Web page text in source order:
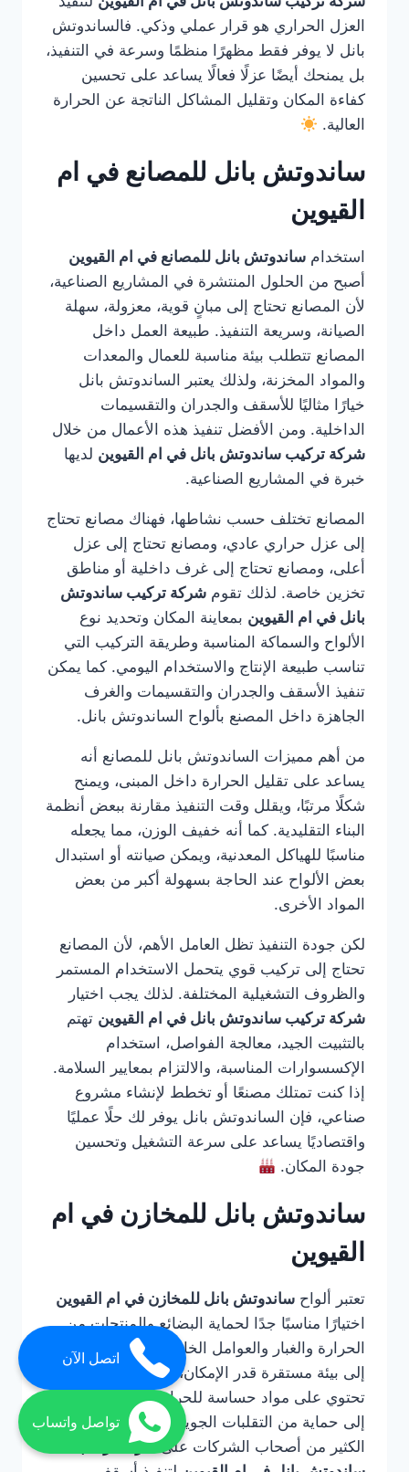
العزل الحراري هو قرار عملي وذكي. فالساندوتش
بانل لا يوفر فقط مظهرًا منظمًا وسرعة في التنفيذ،
بل يمنحك أيضًا عزلًا فعالًا يساعد على تحسين
كفاءة المكان وتقليل المشاكل الناتجة عن الحرارة
العالية.
ساندوتش بانل للمصانع في ام
القيوين
استخدام ساندوتش بانل للمصانع في ام القيوين
أصبح من الحلول المنتشرة في المشاريع الصناعية،
لأن المصانع تحتاج إلى مبانٍ قوية، معزولة، سهلة
الصيانة، وسريعة التنفيذ. طبيعة العمل داخل
المصانع تتطلب بيئة مناسبة للعمال والمعدات
والمواد المخزنة، ولذلك يعتبر الساندوتش بانل
خيارًا مثاليًا للأسقف والجدران والتقسيمات
الداخلية. ومن الأفضل تنفيذ هذه الأعمال من خلال
شركة تركيب ساندوتش بانل في ام القيوين لديها
خبرة في المشاريع الصناعية.
المصانع تختلف حسب نشاطها، فهناك مصانع تحتاج
إلى عزل حراري عادي، ومصانع تحتاج إلى عزل
أعلى، ومصانع تحتاج إلى غرف داخلية أو مناطق
تخزين خاصة. لذلك تقوم شركة تركيب ساندوتش
بانل في ام القيوين بمعاينة المكان وتحديد نوع
الألواح والسماكة المناسبة وطريقة التركيب التي
تناسب طبيعة الإنتاج والاستخدام اليومي. كما يمكن
تنفيذ الأسقف والجدران والتقسيمات والغرف
الجاهزة داخل المصنع بألواح الساندوتش بانل.
من أهم مميزات الساندوتش بانل للمصانع أنه
يساعد على تقليل الحرارة داخل المبنى، ويمنح
شكلًا مرتبًا، ويقلل وقت التنفيذ مقارنة ببعض أنظمة
البناء التقليدية. كما أنه خفيف الوزن، مما يجعله
مناسبًا للهياكل المعدنية، ويمكن صيانته أو استبدال
بعض الألواح عند الحاجة بسهولة أكبر من بعض
المواد الأخرى.
لكن جودة التنفيذ تظل العامل الأهم، لأن المصانع
تحتاج إلى تركيب قوي يتحمل الاستخدام المستمر
والظروف التشغيلية المختلفة. لذلك يجب اختيار
شركة تركيب ساندوتش بانل في ام القيوين تهتم
بالتثبيت الجيد، معالجة الفواصل، استخدام
الإكسسوارات المناسبة، والالتزام بمعايير السلامة.
إذا كنت تمتلك مصنعًا أو تخطط لإنشاء مشروع
صناعي، فإن الساندوتش بانل يوفر لك حلًا عمليًا
واقتصاديًا يساعد على سرعة التشغيل وتحسين
جودة المكان.
ساندوتش بانل للمخازن في ام
القيوين
تعتبر ألواح ساندوتش بانل للمخازن في ام القيوين
اختيارًا مناسبًا جدًا لحماية البضائع والمنتجات من
الحرارة والغبار والعوامل الخارجية. المخازن تحتاج
إلى بيئة مستقرة قدر الإمكان، خاصة إذا كانت
تحتوي على مواد حساسة للحرارة أو منتجات تحتاج
إلى حماية من التقلبات الجوية. ولهذا السبب يعتمد
الكثير من أصحاب الشركات علىشركة تركيب
اتصل الآن
تواصل واتساب